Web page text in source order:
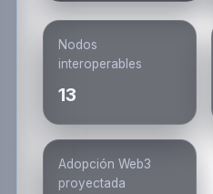
Nodos
interoperables
13
Adopción Web3
proyectada